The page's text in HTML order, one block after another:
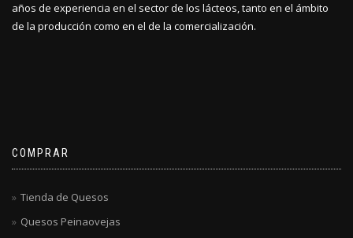
años de experiencia en el sector de los lácteos, tanto en el ámbito
de la producción como en el de la comercialización.
COMPRAR
Tienda de Quesos
Quesos Peinaovejas